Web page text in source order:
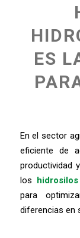
ES
En el sector
eficiente de
productividad
los hidrosilos
para
diferencias en